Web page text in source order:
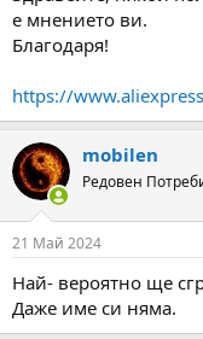
м
а
т
а
е мнението ви.
Благодаря!
https://
mobilen
Редовен
21 Май 2024
Най- вероятно ще
Даже име си няма.